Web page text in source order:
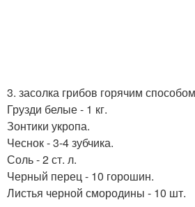
3. засолка грибов горячим
Грузди белые - 1 кг.
Зонтики укропа.
Чеснок - 3-4 зубчика.
Соль - 2 ст. л.
Черный перец - 10 горошин.
Листья черной смородины - 10 шт.